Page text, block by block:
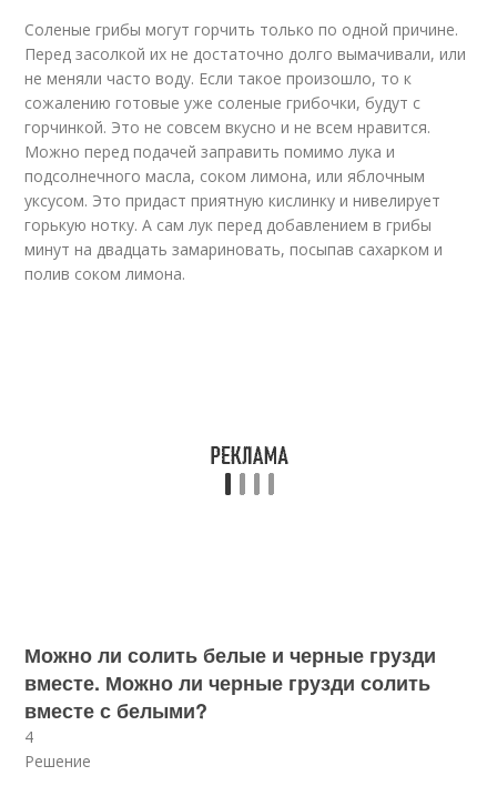
Соленые грибы могут горчить только по одной причине.
Перед засолкой их не достаточно долго вымачивали, или
не меняли часто воду. Если такое произошло, то к
сожалению готовые уже соленые грибочки, будут с
горчинкой. Это не совсем вкусно и не всем нравится.
Можно перед подачей заправить помимо лука и
подсолнечного масла, соком лимона, или яблочным
уксусом. Это придаст приятную кислинку и нивелирует
горькую нотку. А сам лук перед добавлением в грибы
минут на двадцать замариновать, посыпав сахарком и
полив соком лимона.
Можно ли солить белые и черные грузди
вместе. Можно ли черные грузди солить
вместе с белыми?
4
Решение